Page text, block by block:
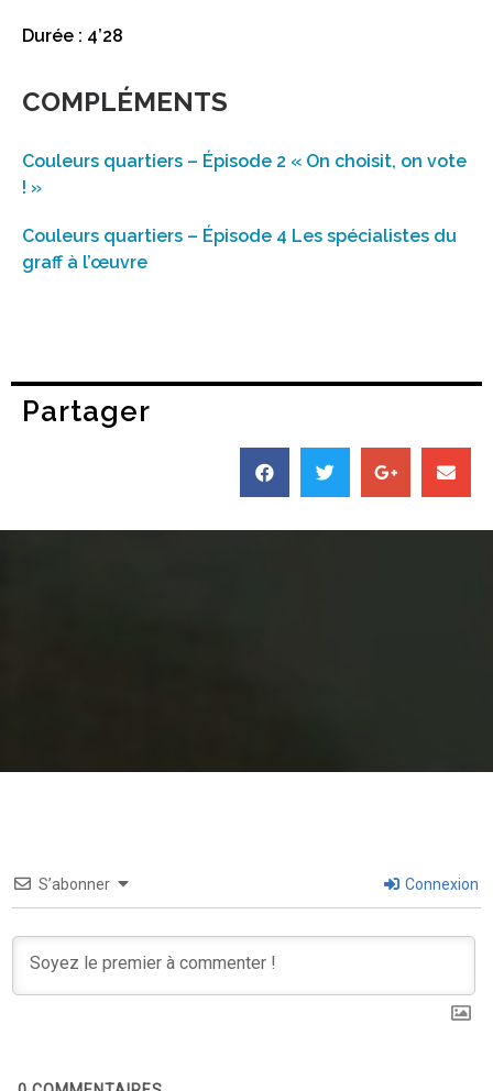
Durée : 4’28
COMPLÉMENTS
Couleurs quartiers – Épisode 2 « On choisit, on vote
! »
Couleurs quartiers – Épisode 4 Les spécialistes du
graff à l’œuvre
Partager
S’abonner Connexion